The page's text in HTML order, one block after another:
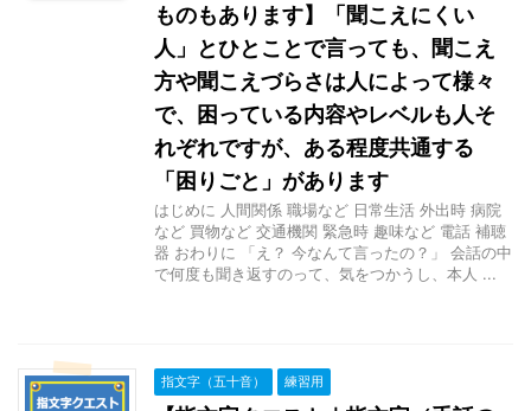
ものもあります】「聞こえにくい
人」とひとことで言っても、聞こえ
方や聞こえづらさは人によって様々
で、困っている内容やレベルも人そ
れぞれですが、ある程度共通する
「困りごと」があります
はじめに 人間関係 職場など 日常生活 外出時 病院
など 買物など 交通機関 緊急時 趣味など 電話 補聴
器 おわりに 「え？ 今なんて言ったの？」 会話の中
で何度も聞き返すのって、気をつかうし、本人 ...
指文字（五十音） 練習用